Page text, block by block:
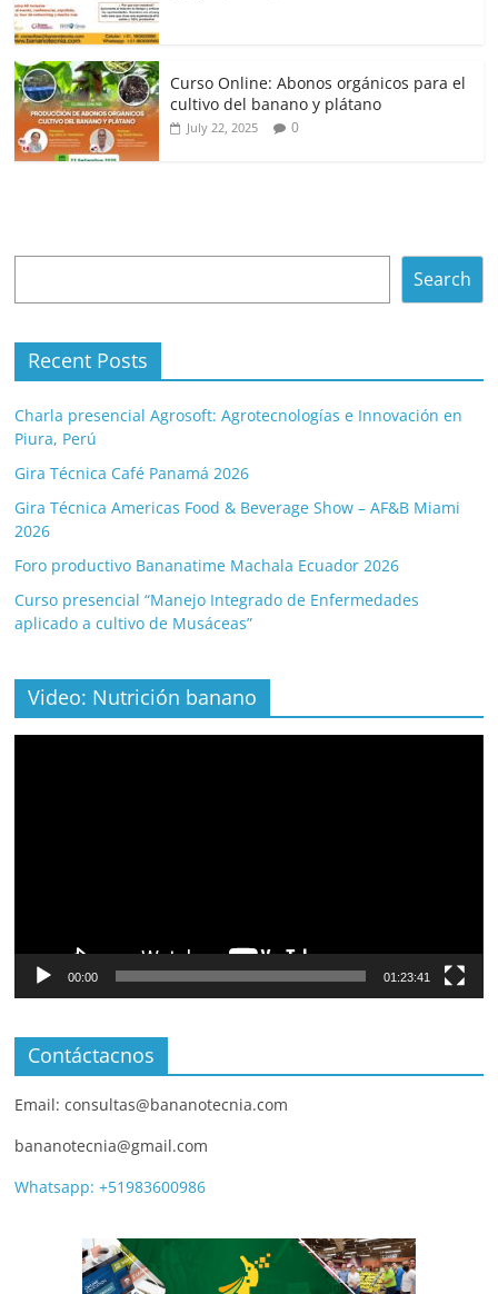
Curso Online: Abonos orgánicos para el
cultivo del banano y plátano
July 22, 2025 0
Search
Recent Posts
Charla presencial Agrosoft: Agrotecnologías e Innovación en
Piura, Perú
Gira Técnica Café Panamá 2026
Gira Técnica Americas Food & Beverage Show – AF&B Miami
2026
Foro productivo Bananatime Machala Ecuador 2026
Curso presencial “Manejo Integrado de Enfermedades
aplicado a cultivo de Musáceas”
Video: Nutrición banano
00:00 01:23:41
Contáctacnos
Email: consultas@bananotecnia.com
bananotecnia@gmail.com
Whatsapp: +51983600986